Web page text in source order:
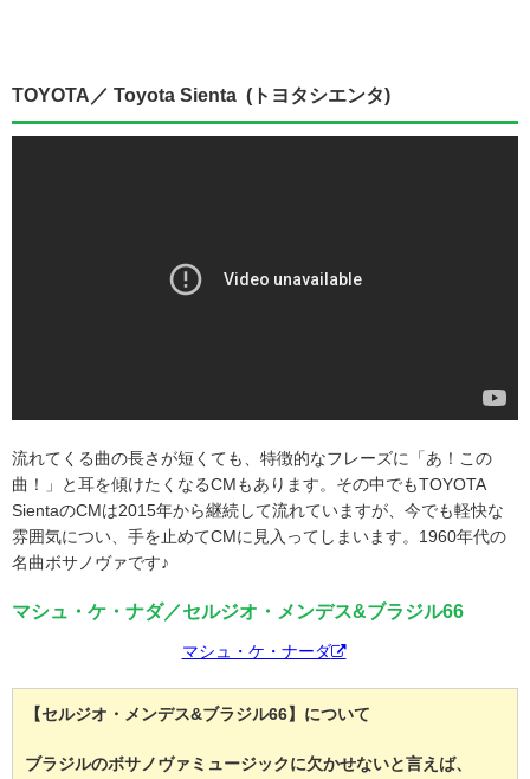
TOYOTA／ Toyota Sienta (トヨタシエンタ)
流れてくる曲の長さが短くても、特徴的なフレーズに「あ！この
曲！」と耳を傾けたくなるCMもあります。その中でもTOYOTA
SientaのCMは2015年から継続して流れていますが、今でも軽快な
雰囲気につい、手を止めてCMに見入ってしまいます。1960年代の
名曲ボサノヴァです♪
マシュ・ケ・ナダ／セルジオ・メンデス&ブラジル66
マシュ・ケ・ナーダ
【セルジオ・メンデス&ブラジル66】について
ブラジルのボサノヴァミュージックに欠かせないと言えば、